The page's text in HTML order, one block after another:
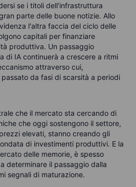
se i titoli dell'infrastruttura
parte delle buone notizie. Allo
l'altra faccia del ciclo delle
capitali per finanziare
produttiva. Un passaggio
di IA continuerà a crescere a ritmi
attraverso cui,
da fasi di scarsità a periodi
che il mercato sta cercando di
che oggi sostengono il settore,
elevati, stanno creando gli
di investimenti produttivi. E la
delle memorie, è spesso
determinare il passaggio dalla
segnali di maturazione.